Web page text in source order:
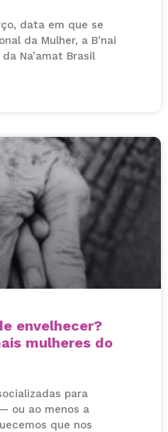
data em que se
da Mulher, a B’nai
Na’amat Brasil
envelhecer?
mulheres do
para
ou ao menos a
que nos